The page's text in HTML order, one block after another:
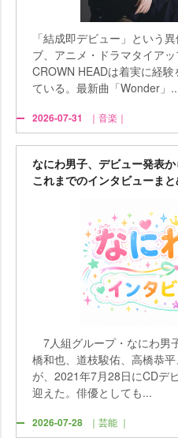
「結成即デビュー」という
ブ、アニメ・ドラマタイアッ
CROWN HEADは着実に経
ている。最新曲「Wonder」
2026-07-31 ｜音楽｜
なにわ男子、デビュー発表
これまでのインタビューま
7人組グループ・なにわ男
橋和也、道枝駿佑、高橋恭平
が、2021年7月28日にCDデ
迎えた。俳優としても...
2026-07-28 ｜芸能 ｜